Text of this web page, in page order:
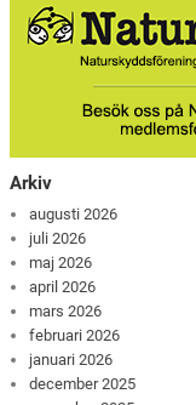
Arkiv
augusti 2026
juli 2026
maj 2026
april 2026
mars 2026
februari 2026
januari 2026
december 2025